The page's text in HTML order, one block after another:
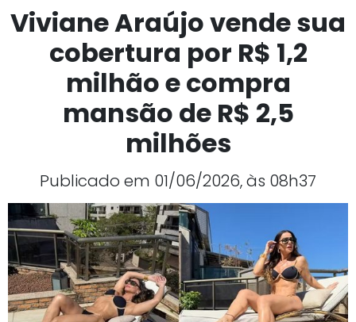
Viviane Araújo vende sua
cobertura por R$ 1,2
milhão e compra
mansão de R$ 2,5
milhões
Publicado em 01/06/2026, às 08h37